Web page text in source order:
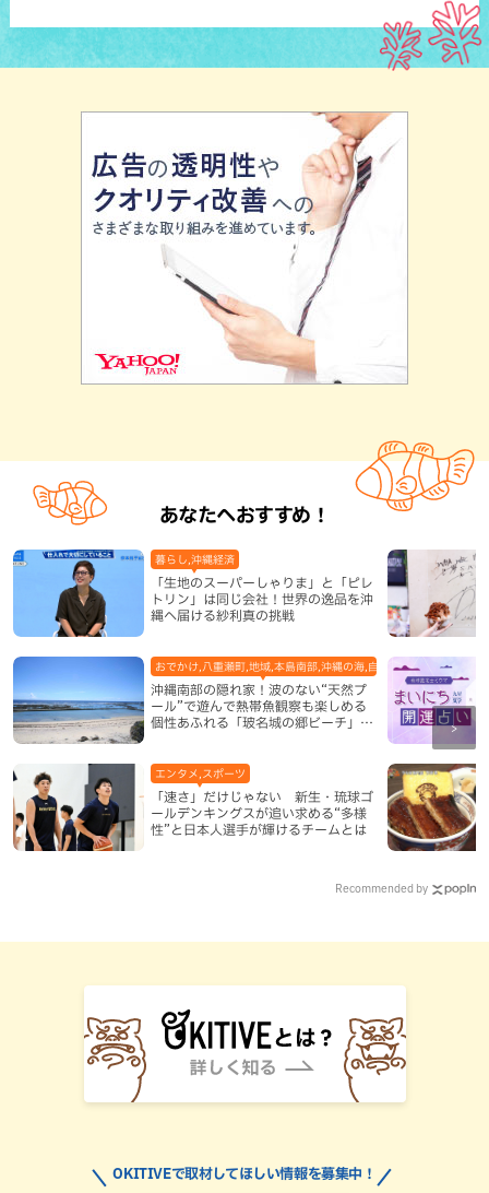
あなたへおすすめ！
「生地のスーパーしゃりま」と「ピレ
トリン」は同じ会社！世界の逸品を沖
縄へ届ける紗利真の挑戦
暮らし,沖縄経済
沖縄南部の隠れ家！波のない“天然プ
ール”で遊んで熱帯魚観察も楽しめる
個性あふれる「玻名城の郷ビーチ」
おでかけ,八重瀬町,地域,本島南部,沖縄の海,自然
「速さ」だけじゃない 新生・琉球ゴ
ールデンキングスが追い求める“多様
性”と日本人選手が輝けるチームとは
エンタメ,スポーツ
Recommended by
OKITIVEで取材してほしい情報を募集中！